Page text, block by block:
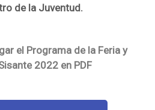
de la Juventud.
el Programa de la Feria y
2022 en PDF